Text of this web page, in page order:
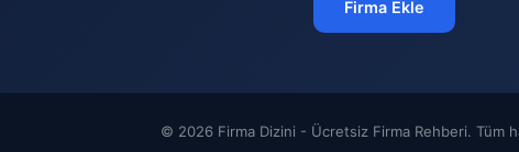
Firma Ekle
© 2026 Firma Dizini - Ücretsiz Firma Rehberi. Tüm